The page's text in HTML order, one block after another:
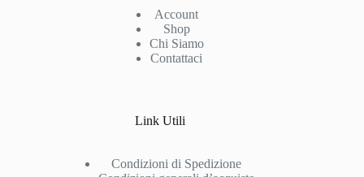
Account
Shop
Chi Siamo
Contattaci
Link Utili
Condizioni di Spedizione